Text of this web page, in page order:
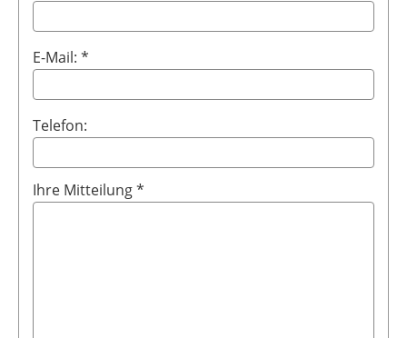
E-Mail: *
Telefon:
Ihre Mitteilung *